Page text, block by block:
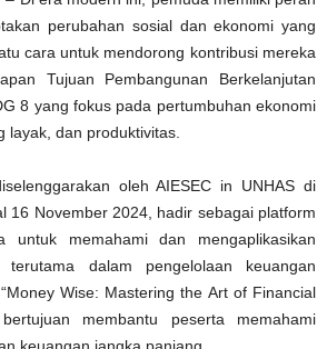
perubahan sosial dan ekonomi yang
cara untuk mendorong kontribusi mereka
Tujuan Pembangunan Berkelanjutan
8 yang fokus pada pertumbuhan ekonomi
layak, dan produktivitas.
oleh AIESEC in UNHAS di
16 November 2024, hadir sebagai platform
untuk memahami dan mengaplikasikan
terutama dalam pengelolaan keuangan
Wise: Mastering the Art of Financial
membantu peserta memahami